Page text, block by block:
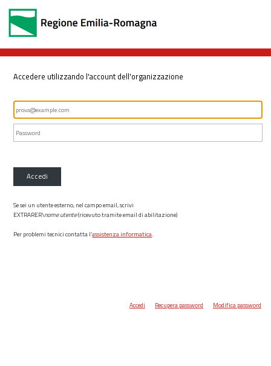
Accedere utilizzando l'account dell'organizzazione
Accedi
Se sei un utente esterno, nel campo email, scrivi
EXTRARER\nome utente(ricevuto tramite email di abilitazione)
Per problemi tecnici contatta l’assistenza informatica.
Accedi Recupera password Modifica password